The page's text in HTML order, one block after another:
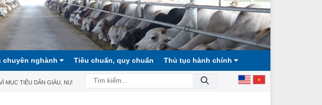
chuyên nghành Tiêu chuẩn, quy chuẩn Thủ tục hành chính
MỤC TIÊU DÂN GIÀU, NƯỚC MẠNH, XÃ HỘI CÔNG BẰNG, DÂN CHỦ, VĂN MINH!